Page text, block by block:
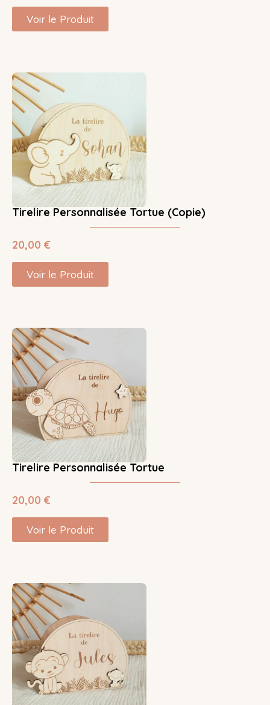
Voir le Produit
Tirelire Personnalisée Tortue (Copie)
20,00 €
Voir le Produit
Tirelire Personnalisée Tortue
20,00 €
Voir le Produit